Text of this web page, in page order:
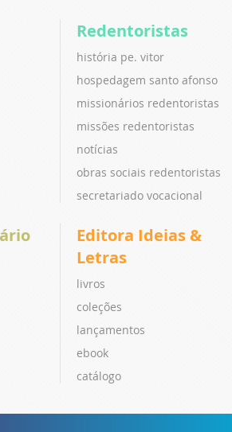
Redentoristas
história pe. vitor
hospedagem santo afonso
missionários redentoristas
missões redentoristas
notícias
obras sociais redentoristas
secretariado vocacional
Editora Ideias &
Letras
livros
coleções
lançamentos
ebook
catálogo